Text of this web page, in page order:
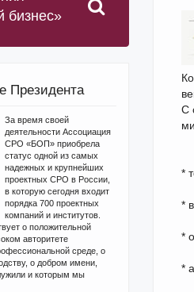
С
*
*
*
*
бизнес»
Президента
За время своей
деятельности Ассоциация
СРО «БОП» приобрела
статус одной из самых
надежных и крупнейших
проектных СРО в России,
в которую сегодня входит
порядка 700 проектных
компаний и институтов.
о положительной
авторитете
среде, о
о добром имени,
и которым мы